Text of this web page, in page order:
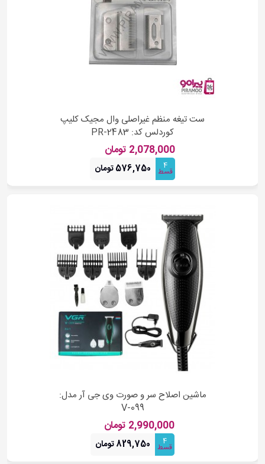
ست تیغه منظم غیراصلی وال مجیک کلیپ
کوردلس کد: PR-2483
2,078,000 تومان
4
قسط 576,750 تومان
ماشین اصلاح سر و صورت وی جی آر مدل:
V-099
2,990,000 تومان
4
قسط 829,750 تومان